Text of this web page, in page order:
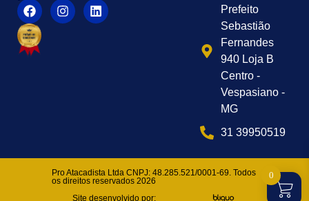
Prefeito
Sebastião
Fernandes
940 Loja B
Centro -
Vespasiano -
MG
31 39950519
Pro Atacadista Ltda CNPJ: 48.285.521/0001-69. Todos
os direitos reservados 2026
Site desenvolvido por:
0